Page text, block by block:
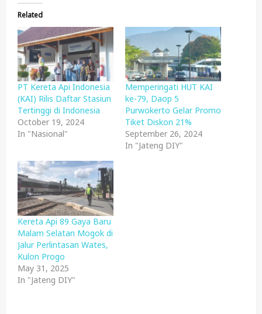
Related
PT Kereta Api Indonesia
(KAI) Rilis Daftar Stasiun
Tertinggi di Indonesia
October 19, 2024
In "Nasional"
Memperingati HUT KAI
ke-79, Daop 5
Purwokerto Gelar Promo
Tiket Diskon 21%
September 26, 2024
In "Jateng DIY"
Kereta Api 89 Gaya Baru
Malam Selatan Mogok di
Jalur Perlintasan Wates,
Kulon Progo
May 31, 2025
In "Jateng DIY"